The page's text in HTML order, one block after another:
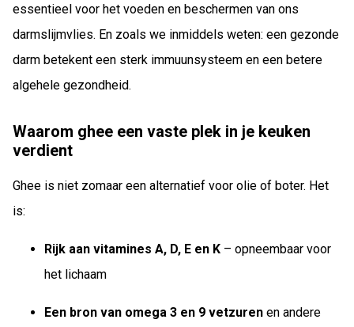
essentieel voor het voeden en beschermen van ons
darmslijmvlies. En zoals we inmiddels weten: een gezonde
darm betekent een sterk immuunsysteem en een betere
algehele gezondheid.
Waarom ghee een vaste plek in je keuken
verdient
Ghee is niet zomaar een alternatief voor olie of boter. Het
is:
Rijk aan vitamines A, D, E en K – opneembaar voor
het lichaam
Een bron van omega 3 en 9 vetzuren en andere